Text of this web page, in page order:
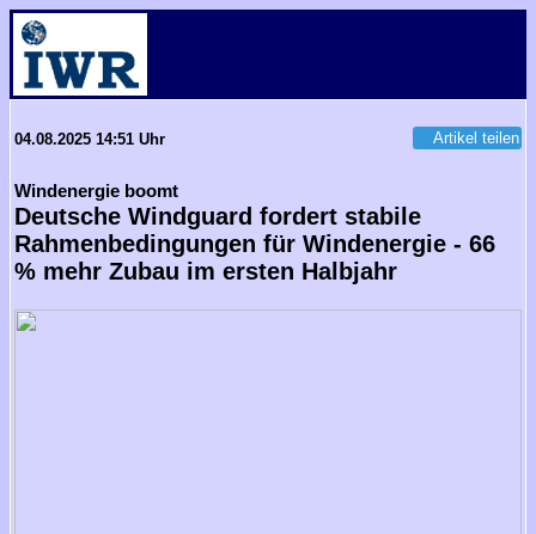
04.08.2025 14:51 Uhr Artikel teilen
Windenergie boomt
Deutsche Windguard fordert stabile
Rahmenbedingungen für Windenergie - 66
% mehr Zubau im ersten Halbjahr